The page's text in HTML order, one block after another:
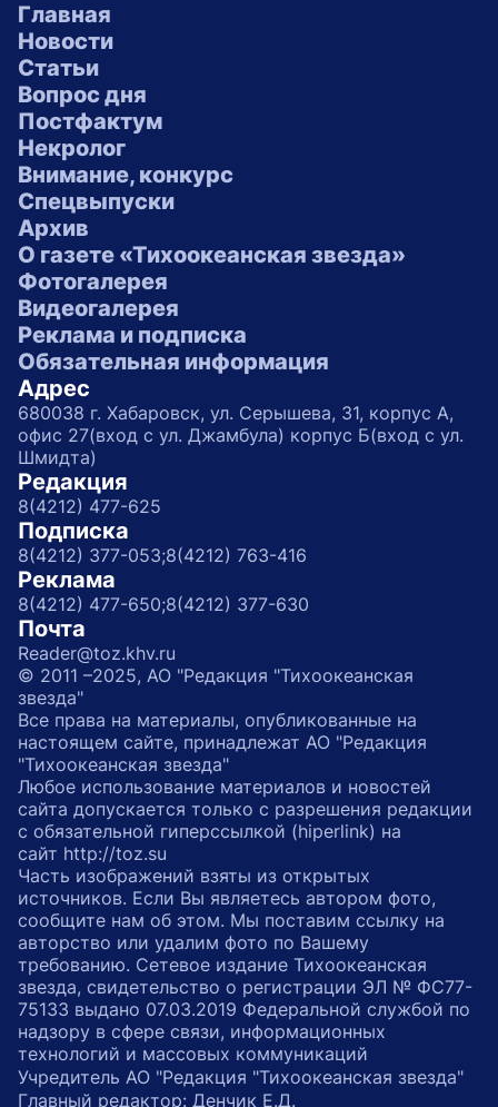
Главная
Новости
Статьи
Вопрос дня
Постфактум
Некролог
Внимание, конкурс
Спецвыпуски
Архив
О газете «Тихоокеанская звезда»
Фотогалерея
Видеогалерея
Реклама и подписка
Обязательная информация
Адрес
680038 г. Хабаровск, ул. Серышева, 31, корпус А,
офис 27(вход с ул. Джамбула) корпус Б(вход с ул.
Шмидта)
Редакция
8(4212) 477-625
Подписка
8(4212) 377-053;8(4212) 763-416
Реклама
8(4212) 477-650;8(4212) 377-630
Почта
Reader@toz.khv.ru
© 2011 –2025, АО "Редакция "Тихоокеанская
звезда"
Все права на материалы, опубликованные на
настоящем сайте, принадлежат АО "Редакция
"Тихоокеанская звезда"
Любое использование материалов и новостей
сайта допускается только с разрешения редакции
с обязательной гиперссылкой (hiperlink) на
сайт http://toz.su
Часть изображений взяты из открытых
источников. Если Вы являетесь автором фото,
сообщите нам об этом. Мы поставим ссылку на
авторство или удалим фото по Вашему
требованию. Сетевое издание Тихоокеанская
звезда, свидетельство о регистрации ЭЛ № ФС77-
75133 выдано 07.03.2019 Федеральной службой по
надзору в сфере связи, информационных
технологий и массовых коммуникаций
Учредитель АО "Редакция "Тихоокеанская звезда"
Главный редактор: Денчик Е.Д.